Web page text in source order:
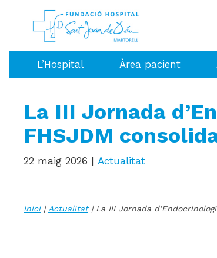
L’Hospital Àrea pacient
La III Jornada
FHSJDM
22 maig 2026 Actualitat
Inici| Actualitat| La III Jornada